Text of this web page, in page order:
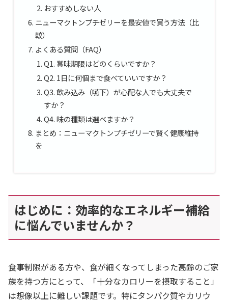
おすすめしない人
ニューマクトンプチゼリーを最安値で買う方法（比
較）
よくある質問（FAQ）
Q1. 賞味期限はどのくらいですか？
Q2. 1日に何個まで食べていいですか？
Q3. 飲み込み（嚥下）が心配な人でも大丈夫で
すか？
Q4. 味の種類は選べますか？
まとめ：ニューマクトンプチゼリーで賢く健康維持
を
はじめに：効率的なエネルギー補給
に悩んでいませんか？
食事制限がある方や、食が細くなってしまった高齢のご家
族を持つ方にとって、「十分なカロリーを摂取すること」
は想像以上に難しい課題です。特にタンパク質やカリウ